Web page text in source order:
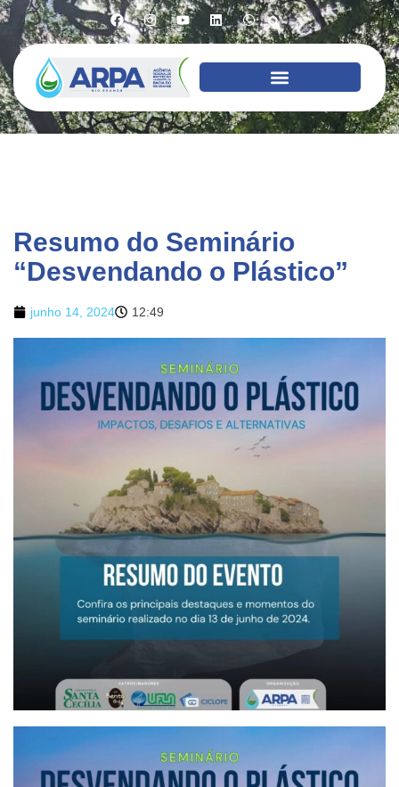
Resumo do Seminário
“Desvendando o Plástico”
junho 14, 2024 12:49